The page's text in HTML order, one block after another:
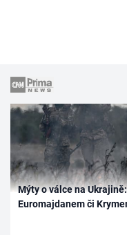
Mýty o válce na
Euromajdanem či